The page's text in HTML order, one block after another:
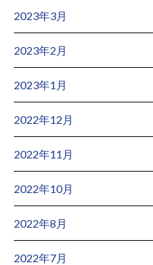
2023年3月
2023年2月
2023年1月
2022年12月
2022年11月
2022年10月
2022年8月
2022年7月